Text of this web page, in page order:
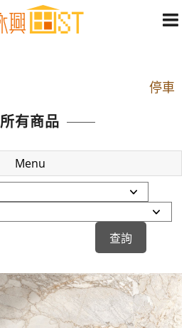
停車
站 2 號出口】往中山路1段139
加Line好友 請親愛的客戶加入
LINE官方帳號@a0975005573
平路路口(樂華夜市口)門口可
停車
站 2 號出口】往中山路1段139
號約10分鐘
加Line好友 請親愛的客戶加入
LINE官方帳號@a0975005573
所有商品
Menu